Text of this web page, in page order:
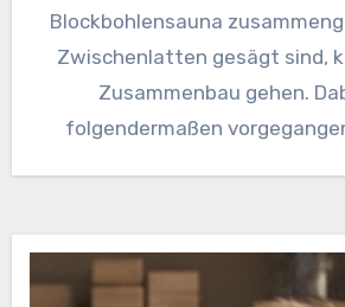
Blockbohlensauna
Zwischenlatten gesägt sind,
Zusammenbau gehen.
folgendermaßen